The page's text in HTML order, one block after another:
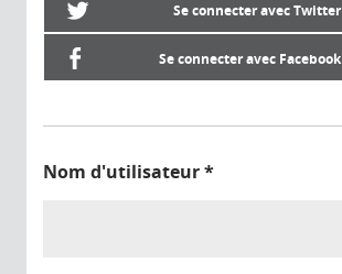
Se connecter avec Twitter
Se connecter avec Facebook
Nom d'utilisateur*